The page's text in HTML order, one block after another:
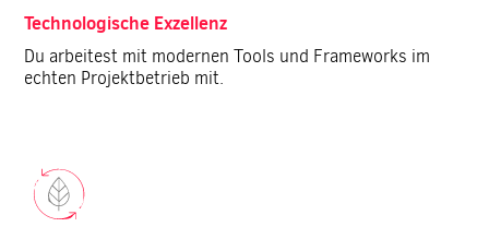
Technologische Exzellenz
Du arbeitest mit modernen Tools und Frameworks im
echten Projektbetrieb mit.